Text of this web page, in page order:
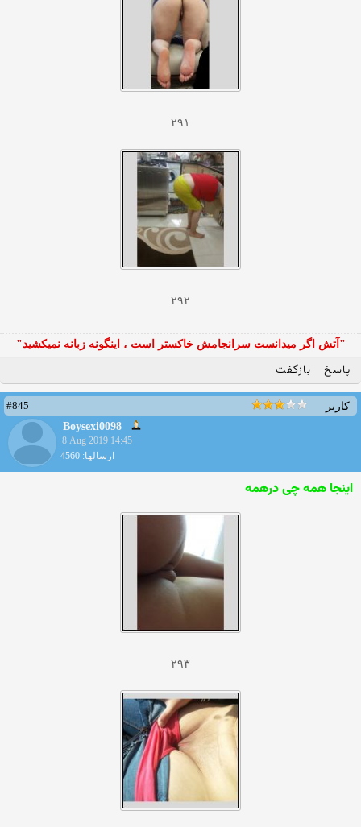
۲۹۱
۲۹۲
"آتش اگر ميدانست سرانجامش خاكستر است ، اينگونه زبانه نميكشيد"
پاسخ بازگفت
کاربر
#845
Boysexi0098
8 Aug 2019 14:45
ارسالها: 4560
اینجا همه چی درهمه
۲۹۳